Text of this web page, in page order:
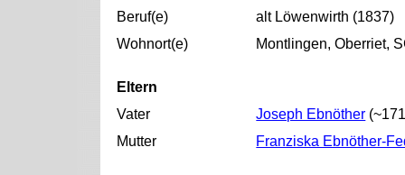
Beruf(e)
alt Löwenwirth (1837)
Wohnort(e)
Montlingen, Oberriet,
Eltern
Vater
Joseph Ebnöther
Mutter
Franziska Ebnöther-